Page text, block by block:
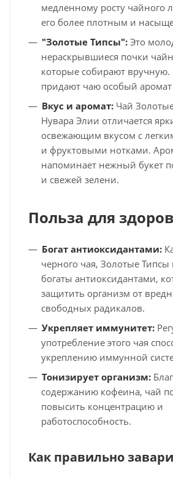
медленному росту чайного
его более плотным и
"Золотые Типсы": Это
нераскрывшиеся почки
которые собирают
придают чаю особый
Вкус и аромат: Чай
Нувара Элии отличается
освежающим вкусом с
и фруктовыми нотками.
напоминает нежный букет
и свежей зелени.
Польза для
Богат антиоксидантами:
черного чая, Золотые
богаты антиоксидантами,
защитить организм от
свободных радикалов.
Укрепляет иммунитет:
употребление этого чая
укреплению иммунной
Тонизирует организм:
содержанию кофеина, чай
повысить концентрацию и
работоспособность.
Как правильно